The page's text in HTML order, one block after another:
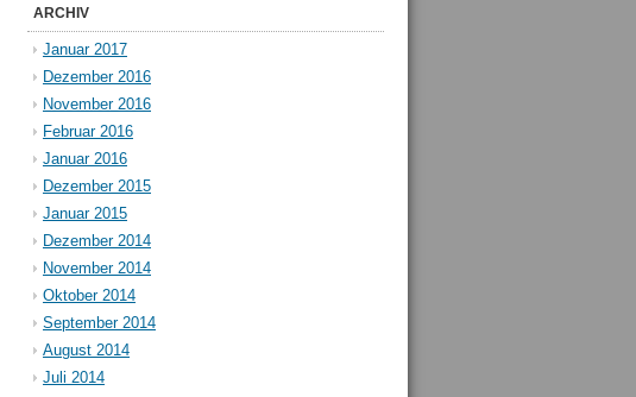
ARCHIV
Januar 2017
Dezember 2016
November 2016
Februar 2016
Januar 2016
Dezember 2015
Januar 2015
Dezember 2014
November 2014
Oktober 2014
September 2014
August 2014
Juli 2014